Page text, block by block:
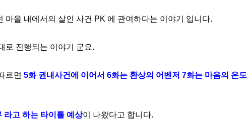
마을 내에서의 살인 사건 PK 에 관여하다는 이야기 입니다.
로 진행되는 이야기 군요.
르면 5화 권내사건에 이어서 6화는 환상의 어벤저 7화는 마음의 온도
라고 하는 타이틀 예상이 나왔다고 합니다.